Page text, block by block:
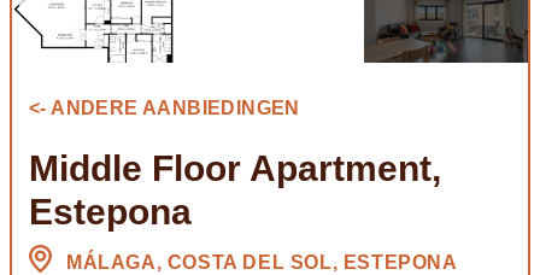
<- ANDERE AANBIEDINGEN
Middle Floor Apartment,
Estepona
MÁLAGA, COSTA DEL SOL, ESTEPONA